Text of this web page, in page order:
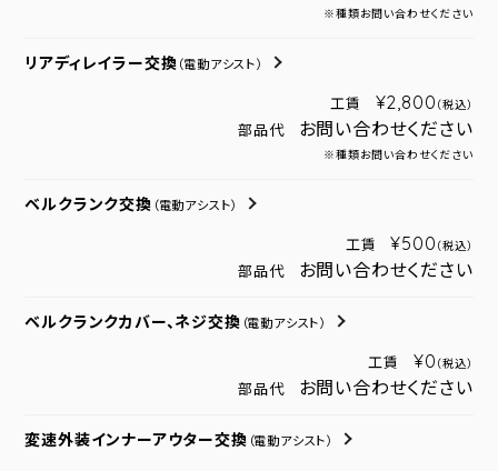
※種類お問い合わせください
リアディレイラー交換 （電動アシスト）
工賃 ¥2,800 （税込）
部品代 お問い合わせください
※種類お問い合わせください
ベルクランク交換 （電動アシスト）
工賃 ¥500 （税込）
部品代 お問い合わせください
ベルクランクカバー、ネジ交換 （電動アシスト）
工賃 ¥0 （税込）
部品代 お問い合わせください
変速外装インナーアウター交換 （電動アシスト）